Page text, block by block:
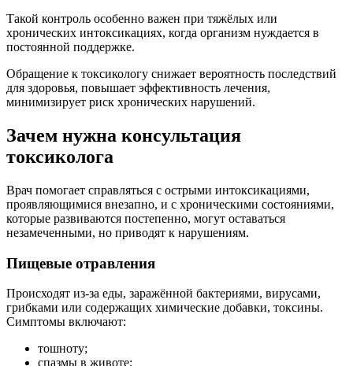
Такой контроль особенно важен при тяжёлых или
хронических интоксикациях, когда организм нуждается в
постоянной поддержке.
Обращение к токсикологу снижает вероятность последствий
для здоровья, повышает эффективность лечения,
минимизирует риск хронических нарушений.
Зачем нужна консультация
токсиколога
Врач помогает справляться с острыми интоксикациями,
проявляющимися внезапно, и с хроническими состояниями,
которые развиваются постепенно, могут оставаться
незамеченными, но приводят к нарушениям.
Пищевые отравления
Происходят из-за еды, заражённой бактериями, вирусами,
грибками или содержащих химические добавки, токсины.
Симптомы включают:
тошноту;
спазмы в животе;